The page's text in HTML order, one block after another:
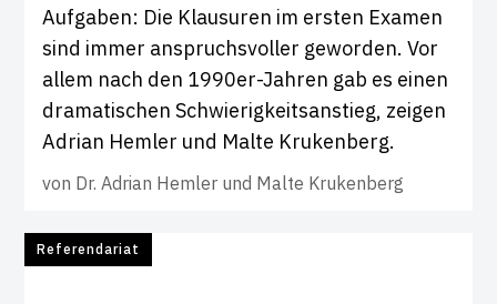
Aufgaben: Die Klausuren im ersten Examen
sind immer anspruchsvoller geworden. Vor
allem nach den 1990er-Jahren gab es einen
dramatischen Schwierigkeitsanstieg, zeigen
Adrian Hemler und Malte Krukenberg.
von Dr. Adrian Hemler und Malte Krukenberg
Referendariat